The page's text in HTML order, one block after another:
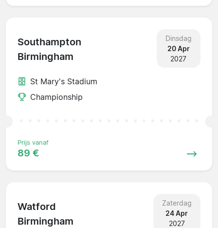
Southampton
Birmingham
Dinsdag
20 Apr
2027
St Mary's Stadium
Championship
Prijs vanaf
89 €
Watford
Birmingham
Zaterdag
24 Apr
2027